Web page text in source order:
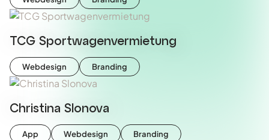
TCG Sportwagenvermietung
Webdesign Branding
Christina Slonova
App Webdesign Branding